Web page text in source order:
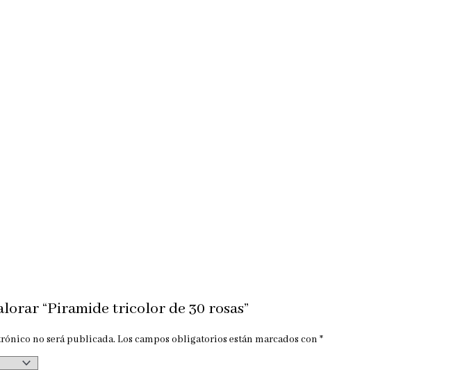
“Piramide tricolor de 30 rosas”
no será publicada.Los campos obligatorios están marcados con *